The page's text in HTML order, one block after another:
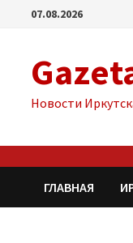
Перейти07.08.2026
Новости
ГЛАВНАЯ